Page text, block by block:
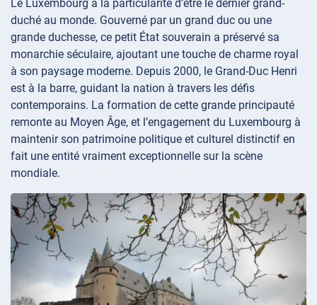
Le Luxembourg a la particularité d’être le dernier grand-
duché au monde. Gouverné par un grand duc ou une
grande duchesse, ce petit État souverain a préservé sa
monarchie séculaire, ajoutant une touche de charme royal
à son paysage moderne. Depuis 2000, le Grand-Duc Henri
est à la barre, guidant la nation à travers les défis
contemporains. La formation de cette grande principauté
remonte au Moyen Âge, et l’engagement du Luxembourg à
maintenir son patrimoine politique et culturel distinctif en
fait une entité vraiment exceptionnelle sur la scène
mondiale.